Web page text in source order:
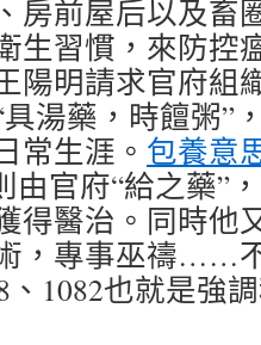
房前屋后以及畜
生習慣，來防控
陽明請求官府組
湯藥，時饘粥”
常生涯。 包養意
由官府“給之藥”
得醫治。同時他
，專事巫禱……
、1082也就是強